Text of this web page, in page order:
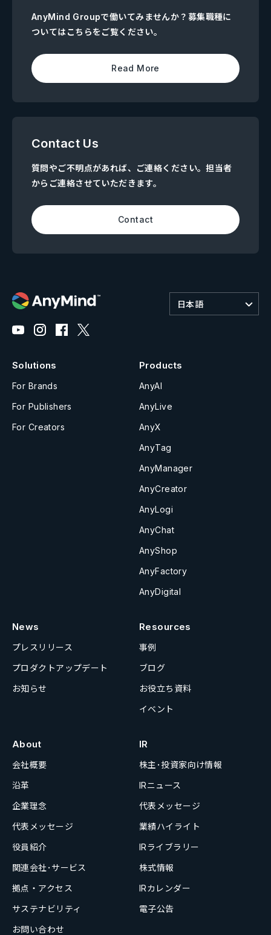
AnyMind Groupで働いてみませんか？募集職種に
ついてはこちらをご覧ください。
Read More
Contact Us
質問やご不明点があれば、ご連絡ください。担当者
からご連絡させていただきます。
Contact
日本語
Solutions
For Brands
For Publishers
For Creators
Products
AnyAI
AnyLive
AnyX
AnyTag
AnyManager
AnyCreator
AnyLogi
AnyChat
AnyShop
AnyFactory
AnyDigital
News
プレスリリース
プロダクトアップデート
お知らせ
Resources
事例
ブログ
お役立ち資料
イベント
About
会社概要
沿革
企業理念
代表メッセージ
役員紹介
関連会社･サービス
拠点・アクセス
サステナビリティ
お問い合わせ
IR
株主･投資家向け情報
IRニュース
代表メッセージ
業績ハイライト
IRライブラリー
株式情報
IRカレンダー
電子公告